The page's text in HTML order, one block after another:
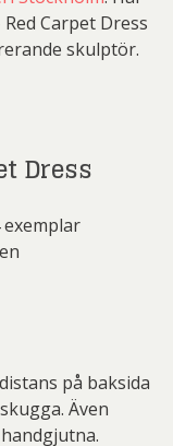
Carpet Dress
skulptör.
Dress
på baksida
Även